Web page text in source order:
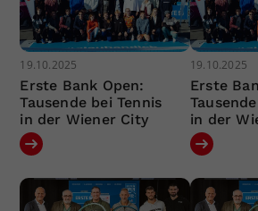
19.10.2025
Erste Bank Open:
Tausende bei Tennis
in der Wiener City
19.10.2025
Erste
in der